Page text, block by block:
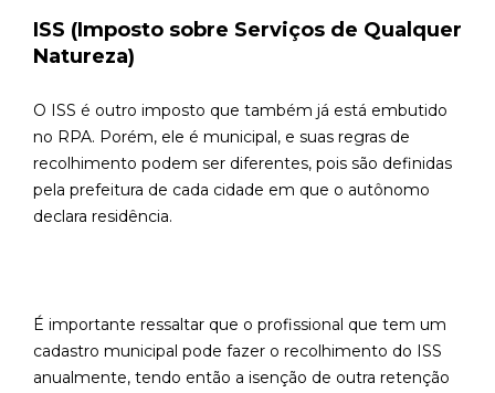
ISS (Imposto sobre Serviços de Qualquer
Natureza)
O ISS é outro imposto que também já está embutido
no RPA. Porém, ele é municipal, e suas regras de
recolhimento podem ser diferentes, pois são definidas
pela prefeitura de cada cidade em que o autônomo
declara residência.
É importante ressaltar que o profissional que tem um
cadastro municipal pode fazer o recolhimento do ISS
anualmente, tendo então a isenção de outra retenção